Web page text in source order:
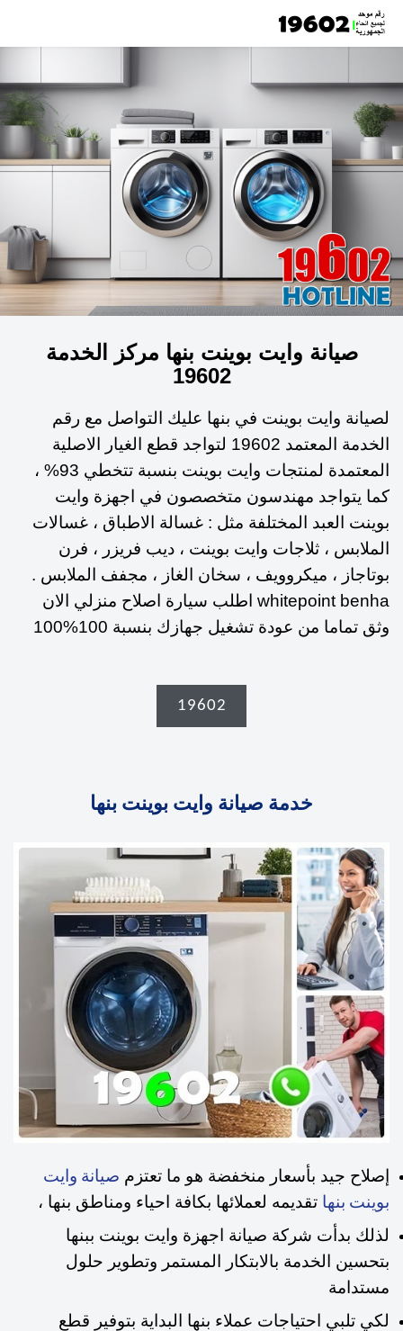
صيانة وايت بوينت بنها مركز الخدمة
19602
لصيانة وايت بوينت في بنها عليك التواصل مع رقم
الخدمة المعتمد 19602 لتواجد قطع الغيار الاصلية
المعتمدة لمنتجات وايت بوينت بنسبة تتخطي 93% ،
كما يتواجد مهندسون متخصصون في اجهزة وايت
بوينت العبد المختلفة مثل : غسالة الاطباق ، غسالات
الملابس ، ثلاجات وايت بوينت ، ديب فريزر ، فرن
بوتاجاز ، ميكروويف ، سخان الغاز ، مجفف الملابس .
whitepoint benha اطلب سيارة اصلاح منزلي الان
وثق تماما من عودة تشغيل جهازك بنسبة 100%100
19602
خدمة صيانة وايت بوينت بنها
إصلاح جيد بأسعار منخفضة هو ما تعتزم صيانة وايت
بوينت بنها تقديمه لعملائها بكافة احياء ومناطق بنها ،
لذلك بدأت شركة صيانة اجهزة وايت بوينت ببنها
بتحسين الخدمة بالابتكار المستمر وتطوير حلول
مستدامة
لكي تلبي احتياجات عملاء بنها البداية بتوفير قطع